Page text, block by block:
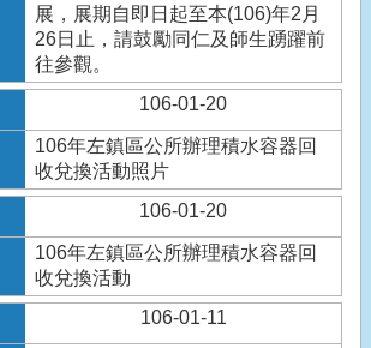
展，展期自即日起至本(106)年2月
26日止，請鼓勵同仁及師生踴躍前
往參觀。
106-01-20
106年左鎮區公所辦理積水容器回
收兌換活動照片
106-01-20
106年左鎮區公所辦理積水容器回
收兌換活動
106-01-11